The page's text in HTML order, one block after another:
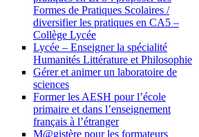
Formes de Pratiques Scolaires /
diversifier les pratiques en CA5 –
Collège Lycée
Lycée – Enseigner la spécialité
Humanités Littérature et Philosophie
Gérer et animer un laboratoire de
sciences
Former les AESH pour l’école
primaire et dans l’enseignement
français à l’étranger
M@gistère pour les formateurs